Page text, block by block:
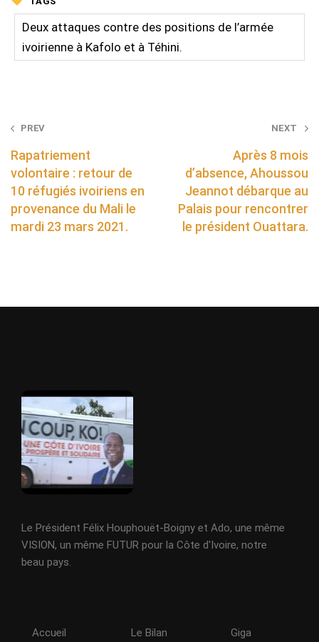
Deux attaques contre des positions de l’armée
ivoirienne à Kafolo et à Téhini.
Post
navigation
PREV
Rapatriement
volontaire : retour de
10 réfugiés ivoiriens en
provenance du Mali le
mardi 23 mars 2021.
NEXT
Après 8 mois
d’absence, Ahoussou
Jeannot débarque au
Palais pour rencontrer
le président Ouattara.
Le Président Félix Houphouët-Boigny et Ado, une même
VISION, un même FUTUR pour la Côte d'Ivoire, notre
beau pays.
Accueil
Le Bilan
Giga